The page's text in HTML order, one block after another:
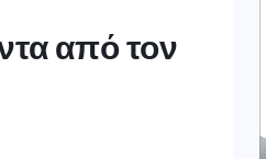
από τον